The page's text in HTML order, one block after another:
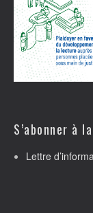
S’abonner à
Lettre